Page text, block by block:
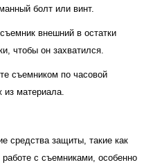
болт или винт.
внешний в остатки
чтобы он захватился.
съемником по часовой
из материала.
средства защиты, такие как
с съемниками, особенно